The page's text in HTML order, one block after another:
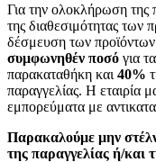
Για την ολοκλήρωση της
της διαθεσιμότητας των
δέσμευση των
συμφωνηθέν ποσό για
παρακαταθήκη και 40%
παραγγελίας. Η εταιρία
εμπορεύματα με
Παρακαλούμε μην
της παραγγελίας ή/και